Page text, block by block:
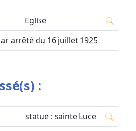
Eglise
arrêté du 16 juillet 1925
:
statue : sainte Luce